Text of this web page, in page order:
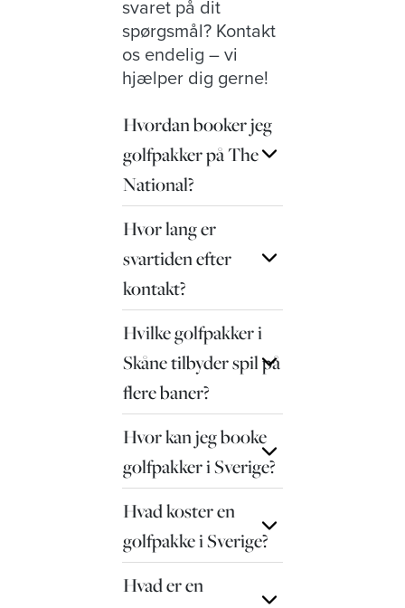
svaret på dit
spørgsmål? Kontakt
os endelig – vi
hjælper dig gerne!
Hvordan booker jeg
golfpakker på The
National?
Hvor lang er
svartiden efter
kontakt?
Hvilke golfpakker i
Skåne tilbyder spil på
flere baner?
Hvor kan jeg booke
golfpakker i Sverige?
Hvad koster en
golfpakke i Sverige?
Hvad er en